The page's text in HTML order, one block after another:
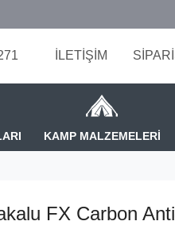
İLETİŞİM
KAMP MALZEMELERİ
FX Carbon